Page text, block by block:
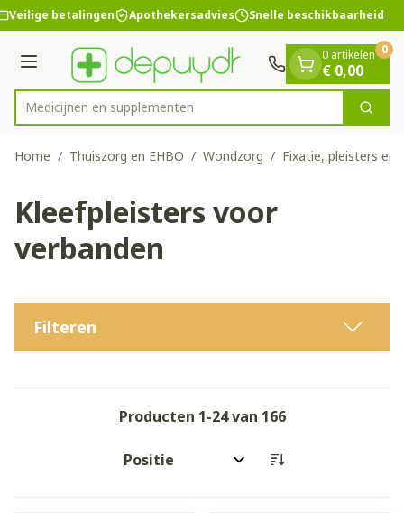
Ga naar de inhoud
1 van 1
Veilige betalingen Apothekersadvies Snelle beschikbaarheid
Menu
Product, merk, categorie...
Medicij Zoek
0 artikelen
€ 0,00
0
Home / Thuiszorg en EHBO / Wondzorg / Fixatie, pleisters en
Kleefpleisters voor
verbanden
Filteren
Producten 1-24van 166
Sorteer op: